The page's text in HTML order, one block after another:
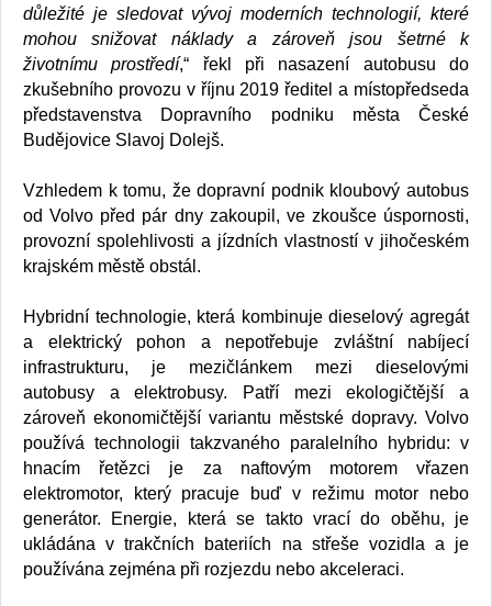
důležité je sledovat vývoj moderních technologií, které
mohou snižovat náklady a zároveň jsou šetrné k
životnímu prostředí,“ řekl při nasazení autobusu do
zkušebního provozu v říjnu 2019 ředitel a místopředseda
představenstva Dopravního podniku města České
Budějovice Slavoj Dolejš.
Vzhledem k tomu, že dopravní podnik kloubový autobus
od Volvo před pár dny zakoupil, ve zkoušce úspornosti,
provozní spolehlivosti a jízdních vlastností v jihočeském
krajském městě obstál.
Hybridní technologie, která kombinuje dieselový agregát
a elektrický pohon a nepotřebuje zvláštní nabíjecí
infrastrukturu, je mezičlánkem mezi dieselovými
autobusy a elektrobusy. Patří mezi ekologičtější a
zároveň ekonomičtější variantu městské dopravy. Volvo
používá technologii takzvaného paralelního hybridu: v
hnacím řetězci je za naftovým motorem vřazen
elektromotor, který pracuje buď v režimu motor nebo
generátor. Energie, která se takto vrací do oběhu, je
ukládána v trakčních bateriích na střeše vozidla a je
používána zejména při rozjezdu nebo akceleraci.